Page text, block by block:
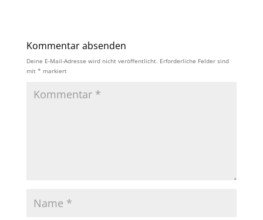
Kommentar absenden
Deine E-Mail-Adresse wird nicht veröffentlicht. Erforderliche Felder sind
mit * markiert